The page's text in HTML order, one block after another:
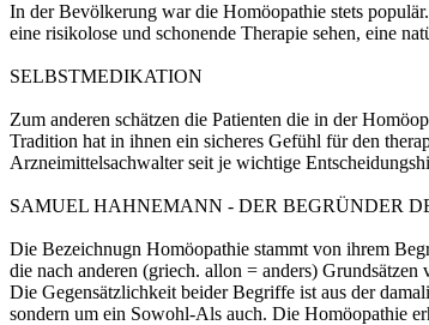
In der Bevölkerung war die Homöopathie stets
eine risikolose und schonende Therapie sehen, eine
SELBSTMEDIKATION
Zum anderen schätzen die Patienten die in der
Tradition hat in ihnen ein sicheres Gefühl für den
Arzneimittelsachwalter seit je wichtige
SAMUEL HAHNEMANN - DER BEGRÜNDER
Die Bezeichnugn Homöopathie stammt von ihrem
die nach anderen (griech. allon = anders)
Die Gegensätzlichkeit beider Begriffe ist aus der
sondern um ein Sowohl-Als auch. Die Homöopathie